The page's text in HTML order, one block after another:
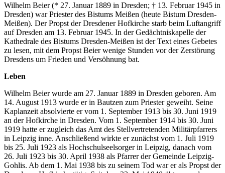
Wilhelm Beier (* 27. Januar 1889 in Dresden; † 13. Februar 1945 in
Dresden) war Priester des Bistums Meißen (heute Bistum Dresden-
Meißen). Der Propst der Dresdener Hofkirche starb beim Luftangriff
auf Dresden am 13. Februar 1945. In der Gedächtniskapelle der
Kathedrale des Bistums Dresden-Meißen ist der Text eines Gebetes
zu lesen, mit dem Propst Beier wenige Stunden vor der Zerstörung
Dresdens um Frieden und Versöhnung bat.
Leben
Wilhelm Beier wurde am 27. Januar 1889 in Dresden geboren. Am
14. August 1913 wurde er in Bautzen zum Priester geweiht. Seine
Kaplanzeit absolvierte er vom 1. September 1913 bis 30. Juni 1919
an der Hofkirche in Dresden. Vom 1. September 1914 bis 30. Juni
1919 hatte er zugleich das Amt des Stellvertretenden Militärpfarrers
in Leipzig inne. Anschließend wirkte er zunächst vom 1. Juli 1919
bis 25. Juli 1923 als Hochschulseelsorger in Leipzig, danach vom
26. Juli 1923 bis 30. April 1938 als Pfarrer der Gemeinde Leipzig-
Gohlis. Ab dem 1. Mai 1938 bis zu seinem Tod war er als Propst der